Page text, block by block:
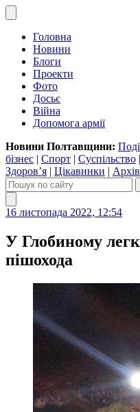
Головна
Новини
Блоги
Проекти
Фото
Досьє
Війна
Допомога армії
Новини Полтавщини:
бізнес | Спорт | Суспільство |
Здоров’я | Цікавинки | Архів
16 листопада 2022, 12:54
У Глобиному
пішохода